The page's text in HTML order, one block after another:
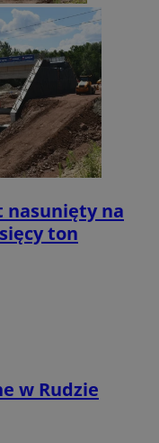
nasunięty na
ton
w Rudzie